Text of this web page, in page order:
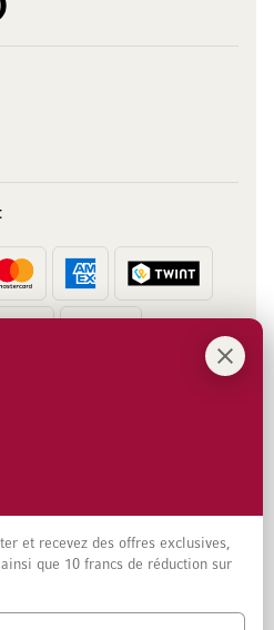
et recevez des offres exclusives,
que 10 francs de réduction sur